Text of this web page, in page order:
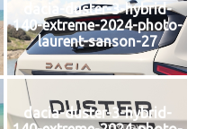
dacia-duster-3-hybrid-
140-extreme-2024-photo-
laurent-sanson-27
dacia-duster-3-hybrid-